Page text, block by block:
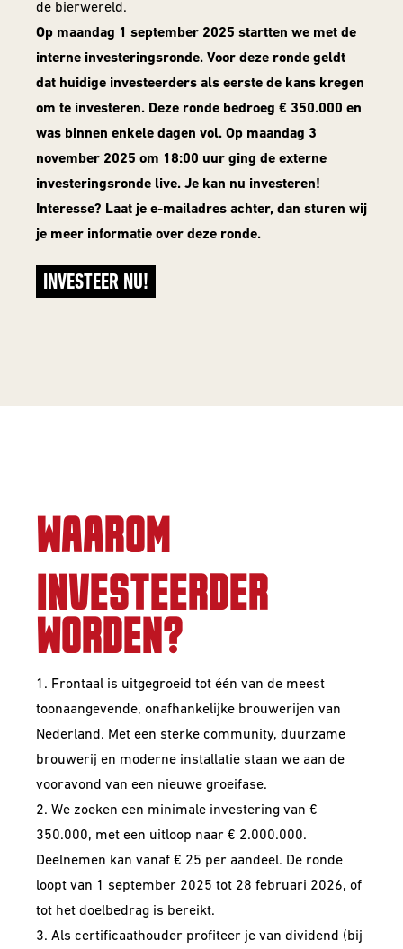
de bierwereld.
Op maandag 1 september 2025 startten we met de
interne investeringsronde. Voor deze ronde geldt
dat huidige investeerders als eerste de kans kregen
om te investeren. Deze ronde bedroeg € 350.000 en
was binnen enkele dagen vol. Op maandag 3
november 2025 om 18:00 uur ging de externe
investeringsronde live. Je kan nu investeren!
Interesse? Laat je e-mailadres achter, dan sturen wij
je meer informatie over deze ronde.
INVESTEER NU!
WAAROM
INVESTEERDER
WORDEN?
1. Frontaal is uitgegroeid tot één van de meest
toonaangevende, onafhankelijke brouwerijen van
Nederland. Met een sterke community, duurzame
brouwerij en moderne installatie staan we aan de
vooravond van een nieuwe groeifase.
2. We zoeken een minimale investering van €
350.000, met een uitloop naar € 2.000.000.
Deelnemen kan vanaf € 25 per aandeel. De ronde
loopt van 1 september 2025 tot 28 februari 2026, of
tot het doelbedrag is bereikt.
3. Als certificaathouder profiteer je van dividend (bij